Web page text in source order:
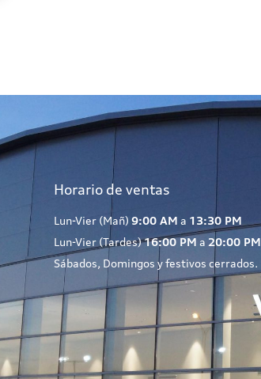
Horario de ventas
Lun-Vier (Mañ) 9:00 AM a 13:30 PM
Lun-Vier (Tardes)16:00 PM a 20:00 PM
Sábados, Domingos y festivos cerrados.